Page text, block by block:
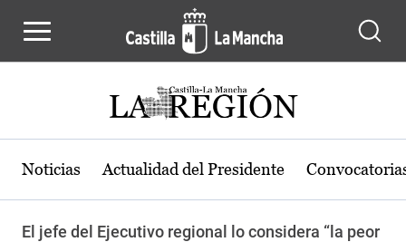
Noticias Actualidad del Presidente
El jefe del Ejecutivo regional lo considera “la peor